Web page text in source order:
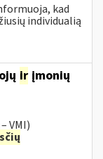
kad
individualią
ir įmonių
VMI)